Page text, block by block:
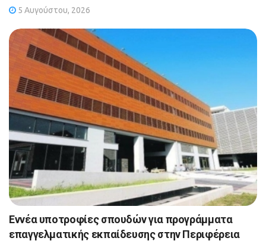
5 Αυγούστου, 2026
Εννέα υποτροφίες σπουδών για προγράμματα
επαγγελματικής εκπαίδευσης στην Περιφέρεια